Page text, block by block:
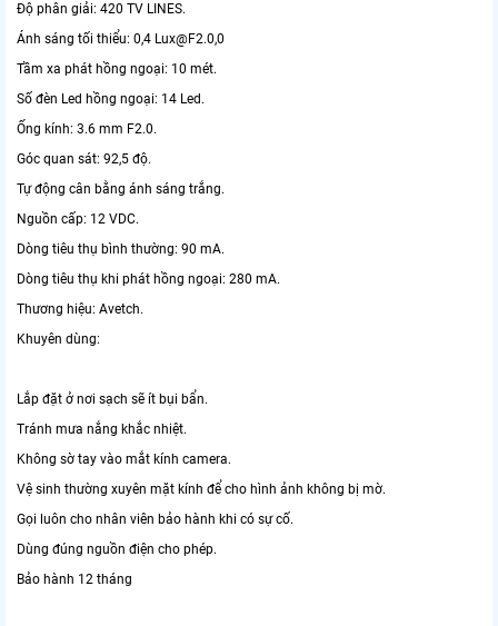
Độ phân giải: 420 TV LINES.
Ánh sáng tối thiểu: 0,4 Lux@F2.0,0
Tầm xa phát hồng ngoại: 10 mét.
Số đèn Led hồng ngoại: 14 Led.
Ống kính: 3.6 mm F2.0.
Góc quan sát: 92,5 độ.
Tự động cân bằng ánh sáng trắng.
Nguồn cấp: 12 VDC.
Dòng tiêu thụ bình thường: 90 mA.
Dòng tiêu thụ khi phát hồng ngoại: 280 mA.
Thương hiệu: Avetch.
Khuyên dùng:
Lắp đặt ở nơi sạch sẽ ít bụi bẩn.
Tránh mưa nắng khắc nhiệt.
Không sờ tay vào mắt kính camera.
Vệ sinh thường xuyên mặt kính để cho hình ảnh không bị mờ.
Gọi luôn cho nhân viên bảo hành khi có sự cố.
Dùng đúng nguồn điện cho phép.
Bảo hành 12 tháng